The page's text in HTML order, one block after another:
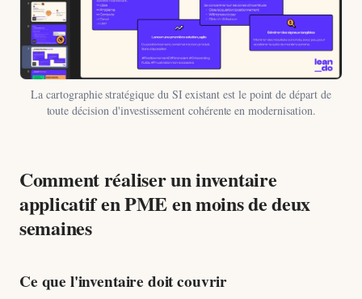
La cartographie stratégique du SI existant est le point de départ de
toute décision d'investissement cohérente en modernisation.
Comment réaliser un inventaire
applicatif en PME en moins de deux
semaines
Ce que l'inventaire doit couvrir